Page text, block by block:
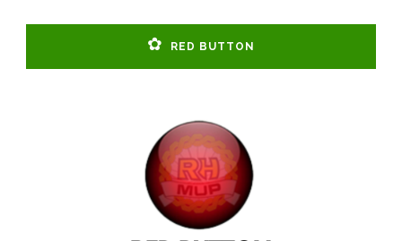
RED BUTTON